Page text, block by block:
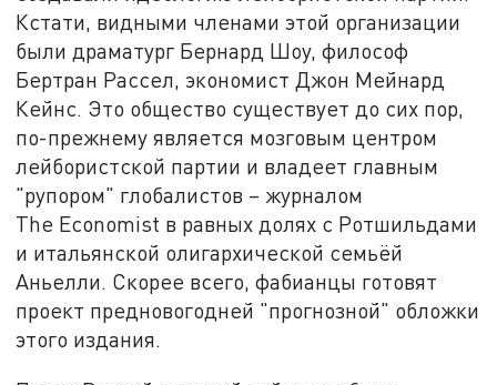
Кстати, видными членами этой организации
были драматург Бернард Шоу, философ
Бертран Рассел, экономист Джон Мейнард
Кейнс. Это общество существует до сих пор,
по-прежнему является мозговым центром
лейбористской партии и владеет главным
"рупором" глобалистов – журналом
The Economist в равных долях с Ротшильдами
и итальянской олигархической семьёй
Аньелли. Скорее всего, фабианцы готовят
проект предновогодней "прогнозной" обложки
этого издания.